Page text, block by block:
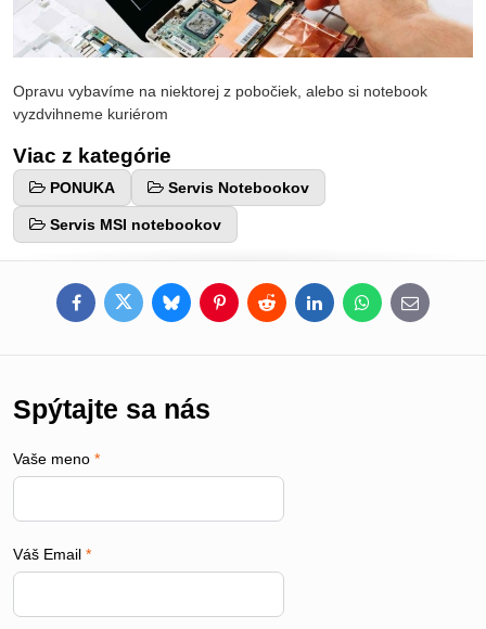
Opravu vybavíme na niektorej z pobočiek, alebo si notebook
vyzdvihneme kuriérom
Viac z kategórie
PONUKA Servis Notebookov
Servis MSI notebookov
FacebookTwitterBlueskyPinterestRedditLinkedInWhatsApp
E-
mail
Spýtajte sa nás
Vaše meno *
Váš Email *